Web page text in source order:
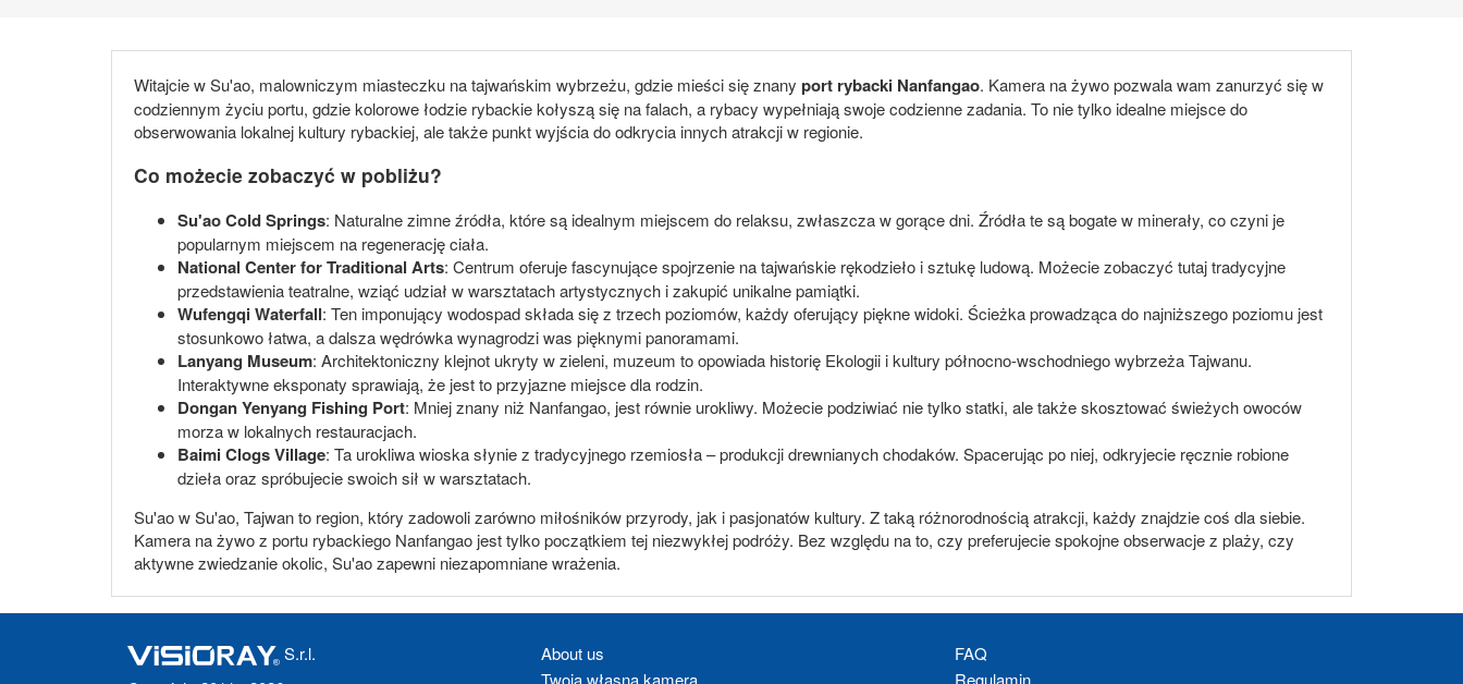
Witajcie w Su'ao, malowniczym miasteczku na tajwańskim wybrzeżu, gdzie mieści się znany port rybacki Nanfangao. Kamera na żywo pozwala wam zanurzyć się w
codziennym życiu portu, gdzie kolorowe łodzie rybackie kołyszą się na falach, a rybacy wypełniają swoje codzienne zadania. To nie tylko idealne miejsce do
obserwowania lokalnej kultury rybackiej, ale także punkt wyjścia do odkrycia innych atrakcji w regionie.
Co możecie zobaczyć w pobliżu?
Su'ao Cold Springs: Naturalne zimne źródła, które są idealnym miejscem do relaksu, zwłaszcza w gorące dni. Źródła te są bogate w minerały, co czyni je
popularnym miejscem na regenerację ciała.
National Center for Traditional Arts: Centrum oferuje fascynujące spojrzenie na tajwańskie rękodzieło i sztukę ludową. Możecie zobaczyć tutaj tradycyjne
przedstawienia teatralne, wziąć udział w warsztatach artystycznych i zakupić unikalne pamiątki.
Wufengqi Waterfall: Ten imponujący wodospad składa się z trzech poziomów, każdy oferujący piękne widoki. Ścieżka prowadząca do najniższego poziomu jest
stosunkowo łatwa, a dalsza wędrówka wynagrodzi was pięknymi panoramami.
Lanyang Museum: Architektoniczny klejnot ukryty w zieleni, muzeum to opowiada historię Ekologii i kultury północno-wschodniego wybrzeża Tajwanu.
Interaktywne eksponaty sprawiają, że jest to przyjazne miejsce dla rodzin.
Dongan Yenyang Fishing Port: Mniej znany niż Nanfangao, jest równie urokliwy. Możecie podziwiać nie tylko statki, ale także skosztować świeżych owoców
morza w lokalnych restauracjach.
Baimi Clogs Village: Ta urokliwa wioska słynie z tradycyjnego rzemiosła – produkcji drewnianych chodaków. Spacerując po niej, odkryjecie ręcznie robione
dzieła oraz spróbujecie swoich sił w warsztatach.
Su'ao w Su'ao, Tajwan to region, który zadowoli zarówno miłośników przyrody, jak i pasjonatów kultury. Z taką różnorodnością atrakcji, każdy znajdzie coś dla siebie.
Kamera na żywo z portu rybackiego Nanfangao jest tylko początkiem tej niezwykłej podróży. Bez względu na to, czy preferujecie spokojne obserwacje z plaży, czy
aktywne zwiedzanie okolic, Su'ao zapewni niezapomniane wrażenia.
S.r.l.
About us
Twoja własna kamera
FAQ
Regulamin